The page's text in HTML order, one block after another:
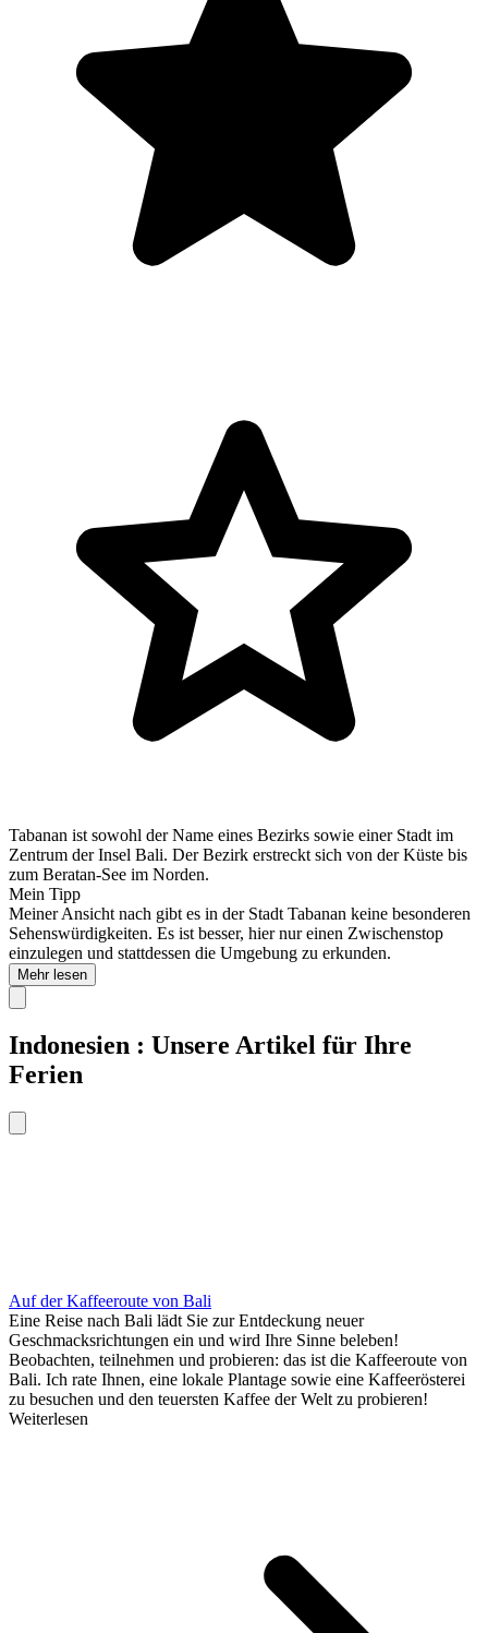
Tabanan ist sowohl der Name eines Bezirks sowie einer Stadt im
Zentrum der Insel Bali. Der Bezirk erstreckt sich von der Küste bis
zum Beratan-See im Norden.
Mein Tipp
Meiner Ansicht nach gibt es in der Stadt Tabanan keine besonderen
Sehenswürdigkeiten. Es ist besser, hier nur einen Zwischenstop
einzulegen und stattdessen die Umgebung zu erkunden.
Mehr lesen
Indonesien : Unsere Artikel für Ihre
Ferien
Auf der Kaffeeroute von Bali
Eine Reise nach Bali lädt Sie zur Entdeckung neuer
Geschmacksrichtungen ein und wird Ihre Sinne beleben!
Beobachten, teilnehmen und probieren: das ist die Kaffeeroute von
Bali. Ich rate Ihnen, eine lokale Plantage sowie eine Kaffeerösterei
zu besuchen und den teuersten Kaffee der Welt zu probieren!
Weiterlesen